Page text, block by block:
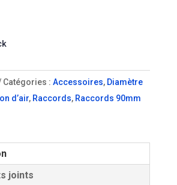
Catégories : Accessoires, Diamètre
d’air, Raccords, Raccords 90mm
joints